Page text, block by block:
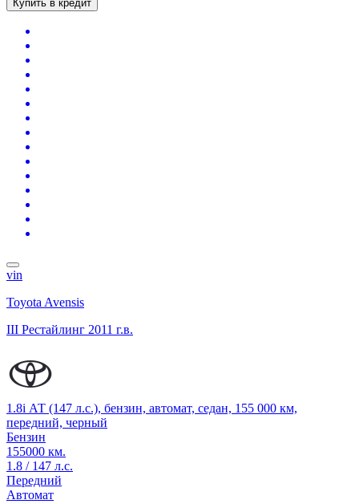
Купить в кредит
vin
Toyota Avensis
III Рестайлинг 2011 г.в.
1.8i АТ (147 л.с.), бензин, автомат, седан, 155 000 км,
передний, черный
Бензин
155000 км.
1.8 / 147 л.с.
Передний
Автомат